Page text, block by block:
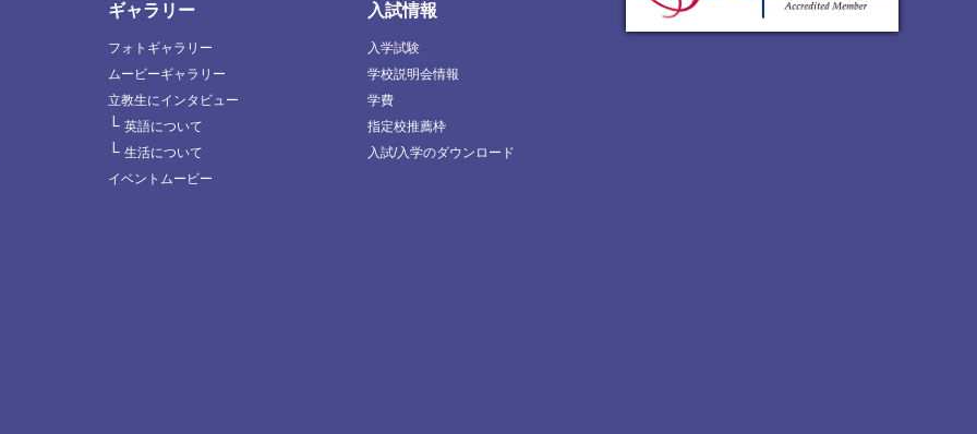
ギャラリー
フォトギャラリー
ムービーギャラリー
立教生にインタビュー
└ 英語について
└ 生活について
イベントムービー
入試情報
入学試験
学校説明会情報
学費
指定校推薦枠
入試/入学のダウンロード